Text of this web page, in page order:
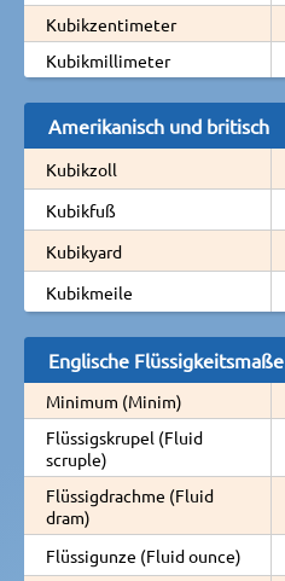
Kubikzentimeter
Kubikmillimeter
Amerikanisch und britisch
Kubikzoll
Kubikfuß
Kubikyard
Kubikmeile
Englische Flüssigkeitsmaße
Minimum (Minim)
Flüssigskrupel (Fluid
scruple)
Flüssigdrachme (Fluid
dram)
Flüssigunze (Fluid ounce)